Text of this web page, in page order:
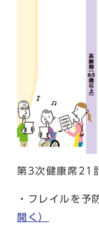
第3次健康席21
・フレイルを予
開く）